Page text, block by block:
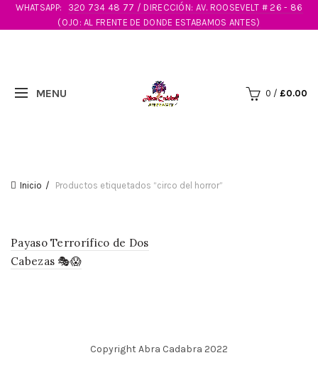
WHATSAPP:
320 734 48 77 / DIRECCIÓN: AV. ROOSEVELT # 26 - 86
(OJO: AL FRENTE DE DONDE ESTABAMOS ANTES)
0 / £0.00
Inicio Productos etiquetados “circo del horror”
Payaso Terrorífico de Dos
Cabezas 🎭😱
Copyright Abra Cadabra 2022